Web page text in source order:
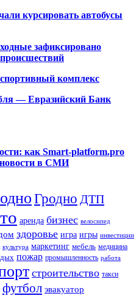
курсировать автобусы
зафиксировано
комплекс
— Евразийский Банк
как Smart-platform.pro
новости в СМИ
Гродно ДТП
аренда бизнес велосипед
здоровье игра игры инвестиции
культура маркетинг мебель медицина
пожар промышленность работа
строительство такси
футбол эвакуатор